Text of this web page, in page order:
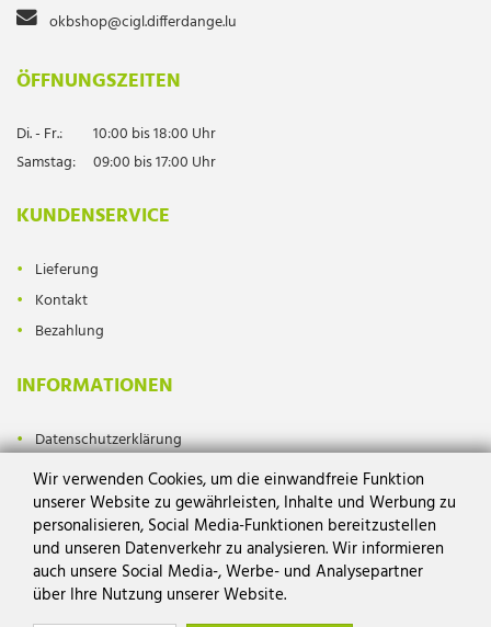
Wir verwenden Cookies, um die einwandfreie Funktion
unserer Website zu gewährleisten, Inhalte und Werbung zu
personalisieren, Social Media-Funktionen bereitzustellen
und unseren Datenverkehr zu analysieren. Wir informieren
auch unsere Social Media-, Werbe- und Analysepartner
über Ihre Nutzung unserer Website.
okbshop@cigl.differdange.lu
ÖFFNUNGSZEITEN
Di. - Fr.:
10:00 bis 18:00 Uhr
Samstag:
09:00 bis 17:00 Uhr
KUNDENSERVICE
Lieferung
Kontakt
Bezahlung
INFORMATIONEN
Datenschutzerklärung
Impressum
AGB
Widerrufsrecht